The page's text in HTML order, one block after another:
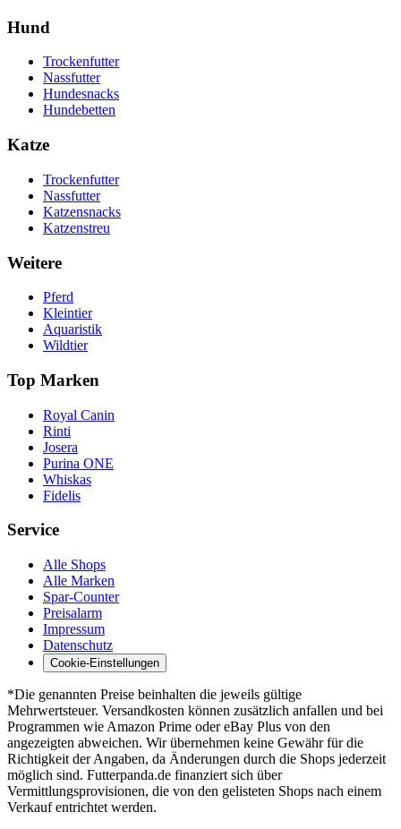
Hund
Trockenfutter
Nassfutter
Hundesnacks
Hundebetten
Katze
Trockenfutter
Nassfutter
Katzensnacks
Katzenstreu
Weitere
Pferd
Kleintier
Aquaristik
Wildtier
Top Marken
Royal Canin
Rinti
Josera
Purina ONE
Whiskas
Fidelis
Service
Alle Shops
Alle Marken
Spar-Counter
Preisalarm
Impressum
Datenschutz
Cookie-Einstellungen
*Die genannten Preise beinhalten die jeweils gültige
Mehrwertsteuer. Versandkosten können zusätzlich anfallen und bei
Programmen wie Amazon Prime oder eBay Plus von den
angezeigten abweichen. Wir übernehmen keine Gewähr für die
Richtigkeit der Angaben, da Änderungen durch die Shops jederzeit
möglich sind. Futterpanda.de finanziert sich über
Vermittlungsprovisionen, die von den gelisteten Shops nach einem
Verkauf entrichtet werden.